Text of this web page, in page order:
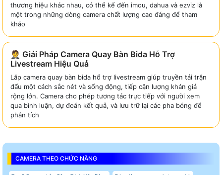
thương hiệu khác nhau, có thể kể đến imou, dahua và ezviz là
một trong những dòng camera chất lượng cao đáng để tham
khảo
🤵 Giải Pháp Camera Quay Bàn Bida Hỗ Trợ
Livestream Hiệu Quả
Lắp camera quay bàn bida hổ trợ livestream giúp truyền tải trận
đấu một cách sắc nét và sống động, tiếp cận lượng khán giả
rộng lớn. Camera cho phép tương tác trực tiếp với người xem
qua bình luận, dự đoán kết quả, và lưu trữ lại các pha bóng để
phân tích
CAMERA THEO CHỨC NĂNG